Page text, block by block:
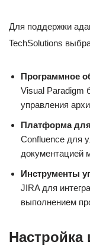
Для поддержки
TechSolutions
Программное
Visual Paradigm
управления
Платформа
Confluence для
документацией
Инструменты
JIRA для
выполнением
Настройка